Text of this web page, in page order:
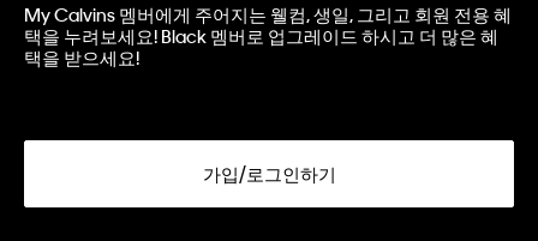
My Calvins 멤버에게 주어지는 웰컴, 생일, 그리고 회원 전용 혜
택을 누려보세요! Black 멤버로 업그레이드 하시고 더 많은 혜
택을 받으세요!
가입/로그인하기